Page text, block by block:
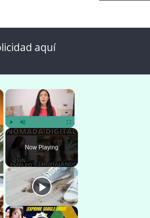
aquí
×
Play Unmute Fullscreen
Now Playing